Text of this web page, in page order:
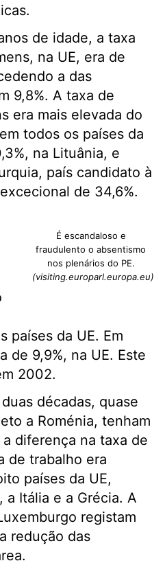
de idade, a taxa
na UE, era de
a das
9,8%. A taxa de
era mais elevada do
todos os países da
na Lituânia, e
país candidato à
de 34,6%.
É escandaloso e
fraudulento o absentismo
nos plenários do PE.
(visiting.europarl.europa.eu)
países da UE. Em
de 9,9%, na UE. Este
2002.
décadas, quase
a Roménia, tenham
diferença na taxa de
de trabalho era
países da UE,
a Itália e a Grécia. A
registam
redução das